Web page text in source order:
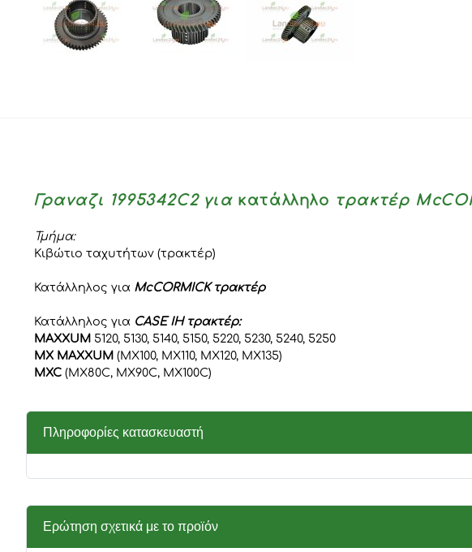
Γραναζι 1995342C2 για κατάλληλο τρακτέρ
Τμήμα:
Κιβώτιο ταχυτήτων (τρακτέρ)
Κατάλληλος για McCORMICK τρακτέρ
Κατάλληλος για CASE IH τρακτέρ:
MAXXUM 5120, 5130, 5140, 5150, 5220, 5230, 5240, 5250
MX MAXXUM (MX100, MX110, MX120, MX135)
MXC (MX80C, MX90C, MX100C)
Πληροφορίες κατασκευαστή
Ερώτηση σχετικά με το προϊόν